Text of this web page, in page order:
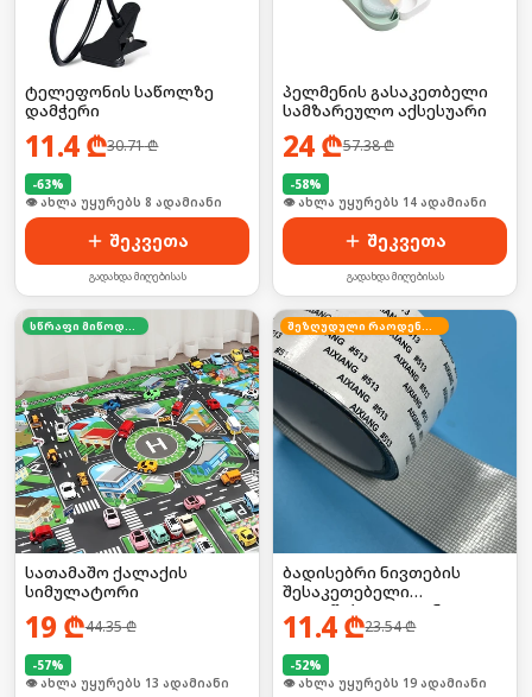
ტელეფონის საწოლზე
დამჭერი
11.4₾30.71₾
-63%
🛒 ბოლო 24სთ-ში იყიდა 9-მა
შეკვეთა
გადახდა მიღებისას
პელმენის გასაკეთბელი
სამზარეულო აქსესუარი
24₾57.38₾
-58%
🛒 ბოლო 24სთ-ში იყიდა 18-მა
შეკვეთა
გადახდა მიღებისას
სწრაფი მიწოდება
სათამაშო ქალაქის
სიმულატორი
19 ₾44.35₾
-57%
🛒 ბოლო 24სთ-ში იყიდა 17-მა
შეზღუდული რაოდენობა
ბადისებრი ნივთების
შესაკეთებელი
თვითწებვადი ლენტი
11.4₾23.54₾
-52%
🛒 ბოლო 24სთ-ში იყიდა 25-მა